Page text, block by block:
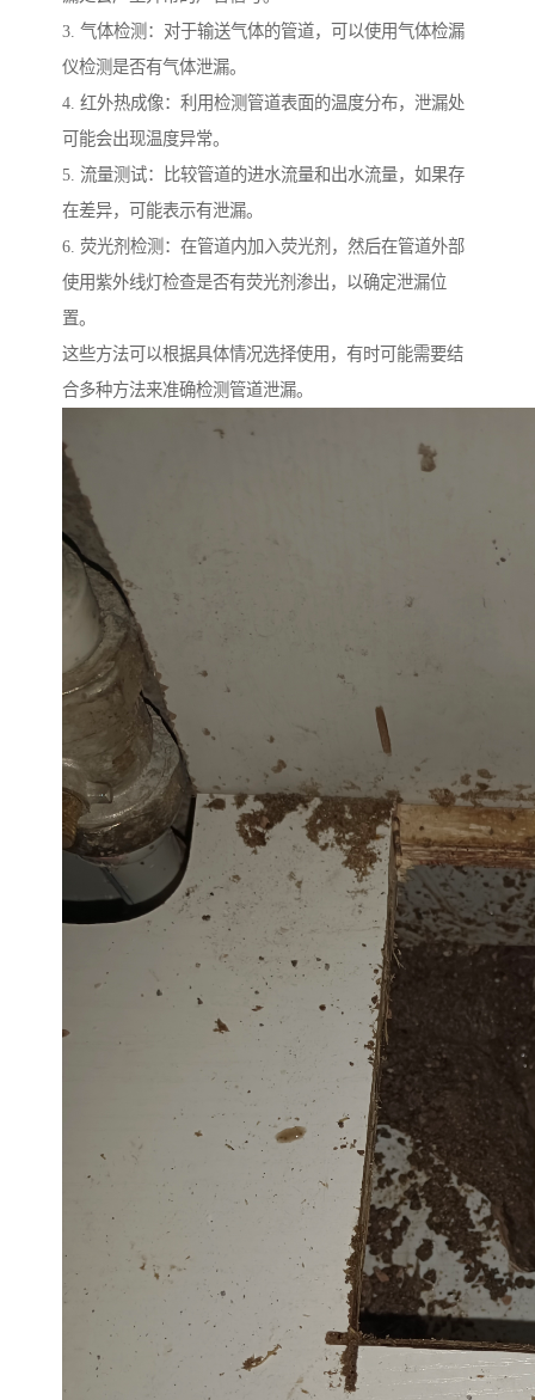
3. 气体检测：对于输送气体的管道，可以使用气体检漏
仪检测是否有气体泄漏。
4. 红外热成像：利用检测管道表面的温度分布，泄漏处
可能会出现温度异常。
5. 流量测试：比较管道的进水流量和出水流量，如果存
在差异，可能表示有泄漏。
6. 荧光剂检测：在管道内加入荧光剂，然后在管道外部
使用紫外线灯检查是否有荧光剂渗出，以确定泄漏位
置。
这些方法可以根据具体情况选择使用，有时可能需要结
合多种方法来准确检测管道泄漏。